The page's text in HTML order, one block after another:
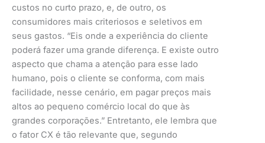
custos no curto prazo, e, de outro, os
consumidores mais criteriosos e seletivos em
seus gastos. “Eis onde a experiência do cliente
poderá fazer uma grande diferença. E existe outro
aspecto que chama a atenção para esse lado
humano, pois o cliente se conforma, com mais
facilidade, nesse cenário, em pagar preços mais
altos ao pequeno comércio local do que às
grandes corporações.” Entretanto, ele lembra que
o fator CX é tão relevante que, segundo